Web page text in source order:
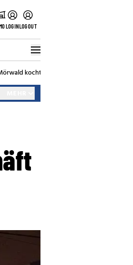
LOGINLOGOUT
kocht